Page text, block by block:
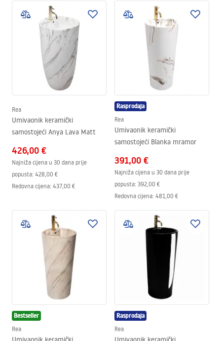
Rea
Umivaonik keramički
samostojeći Anya Lava Matt
426,00 €
Najniža cijena u 30 dana prije
popusta: 428,00 €
Redovna cijena: 437,00 €
Rasprodaja
Rea
Umivaonik keramički
samostojeći Blanka mramor
391,00 €
Najniža cijena u 30 dana prije
popusta: 392,00 €
Redovna cijena: 481,00 €
Bestseller
Rea
Rasprodaja
Rea